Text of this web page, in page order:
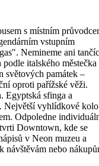
s místním
vstupním
Nemineme ani
italského městečka
světových památek –
oproti pařížské věži.
Egyptská sfinga a
Největší vyhlídkové kolo
Odpoledne
Downtown, kde se
v Neon muzeu a
návštěvám nebo